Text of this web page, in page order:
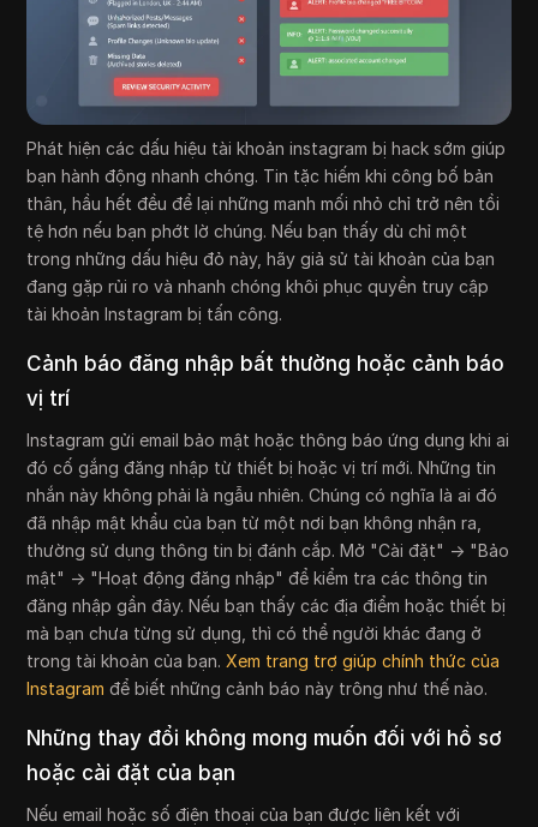
Phát hiện các dấu hiệu tài khoản instagram bị hack sớm giúp
bạn hành động nhanh chóng. Tin tặc hiếm khi công bố bản
thân, hầu hết đều để lại những manh mối nhỏ chỉ trở nên tồi
tệ hơn nếu bạn phớt lờ chúng. Nếu bạn thấy dù chỉ một
trong những dấu hiệu đỏ này, hãy giả sử tài khoản của bạn
đang gặp rủi ro và nhanh chóng khôi phục quyền truy cập
tài khoản Instagram bị tấn công.
Cảnh báo đăng nhập bất thường hoặc cảnh báo
vị trí
Instagram gửi email bảo mật hoặc thông báo ứng dụng khi ai
đó cố gắng đăng nhập từ thiết bị hoặc vị trí mới. Những tin
nhắn này không phải là ngẫu nhiên. Chúng có nghĩa là ai đó
đã nhập mật khẩu của bạn từ một nơi bạn không nhận ra,
thường sử dụng thông tin bị đánh cắp. Mở "Cài đặt" → "Bảo
mật" → "Hoạt động đăng nhập" để kiểm tra các thông tin
đăng nhập gần đây. Nếu bạn thấy các địa điểm hoặc thiết bị
mà bạn chưa từng sử dụng, thì có thể người khác đang ở
trong tài khoản của bạn.Xem trang trợ giúp chính thức của
Instagram để biết những cảnh báo này trông như thế nào.
Những thay đổi không mong muốn đối với hồ sơ
hoặc cài đặt của bạn
Nếu email hoặc số điện thoại của bạn được liên kết với